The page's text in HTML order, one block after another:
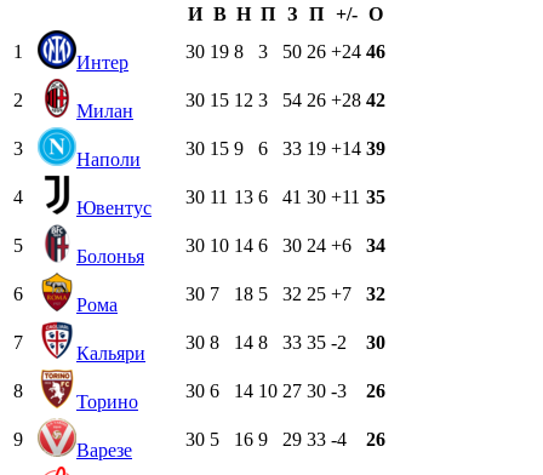
И В Н П З П +/- О
1
Интер
30 19 8 3 50 26 +24 46
2
Милан
30 15 12 3 54 26 +28 42
3
Наполи
30 15 9 6 33 19 +14 39
4
Ювентус
30 11 13 6 41 30 +11 35
5
Болонья
30 10 14 6 30 24 +6 34
6
Рома
30 7 18 5 32 25 +7 32
7
Кальяри
30 8 14 8 33 35 -2 30
8
Торино
30 6 14 10 27 30 -3 26
9
Варезе
30 5 16 9 29 33 -4 26